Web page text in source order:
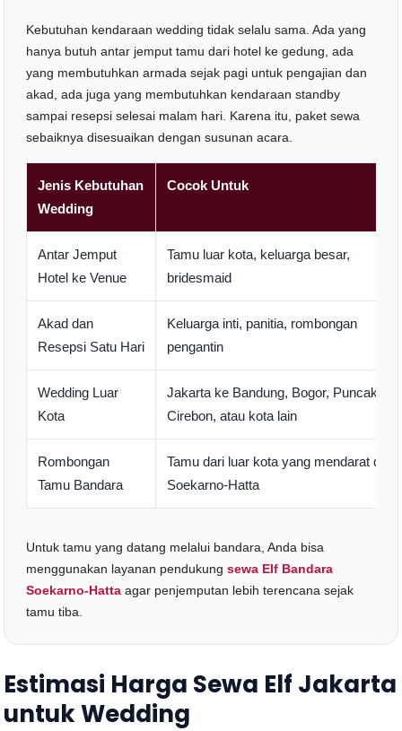
Kebutuhan kendaraan wedding tidak selalu sama. Ada yang
hanya butuh antar jemput tamu dari hotel ke gedung, ada
yang membutuhkan armada sejak pagi untuk pengajian dan
akad, ada juga yang membutuhkan kendaraan standby
sampai resepsi selesai malam hari. Karena itu, paket sewa
sebaiknya disesuaikan dengan susunan acara.
Jenis Kebutuhan
Wedding
Cocok Untuk
Antar Jemput
Hotel ke Venue
Tamu luar kota, keluarga besar,
bridesmaid
Akad dan
Resepsi Satu Hari
Keluarga inti, panitia, rombongan
pengantin
Wedding Luar
Kota
Jakarta ke Bandung, Bogor, Puncak,
Cirebon, atau kota lain
Rombongan
Tamu Bandara
Tamu dari luar kota yang mendarat di
Soekarno-Hatta
Untuk tamu yang datang melalui bandara, Anda bisa
menggunakan layanan pendukungsewa Elf Bandara
Soekarno-Hatta agar penjemputan lebih terencana sejak
tamu tiba.
Estimasi Harga Sewa Elf Jakarta
untuk Wedding